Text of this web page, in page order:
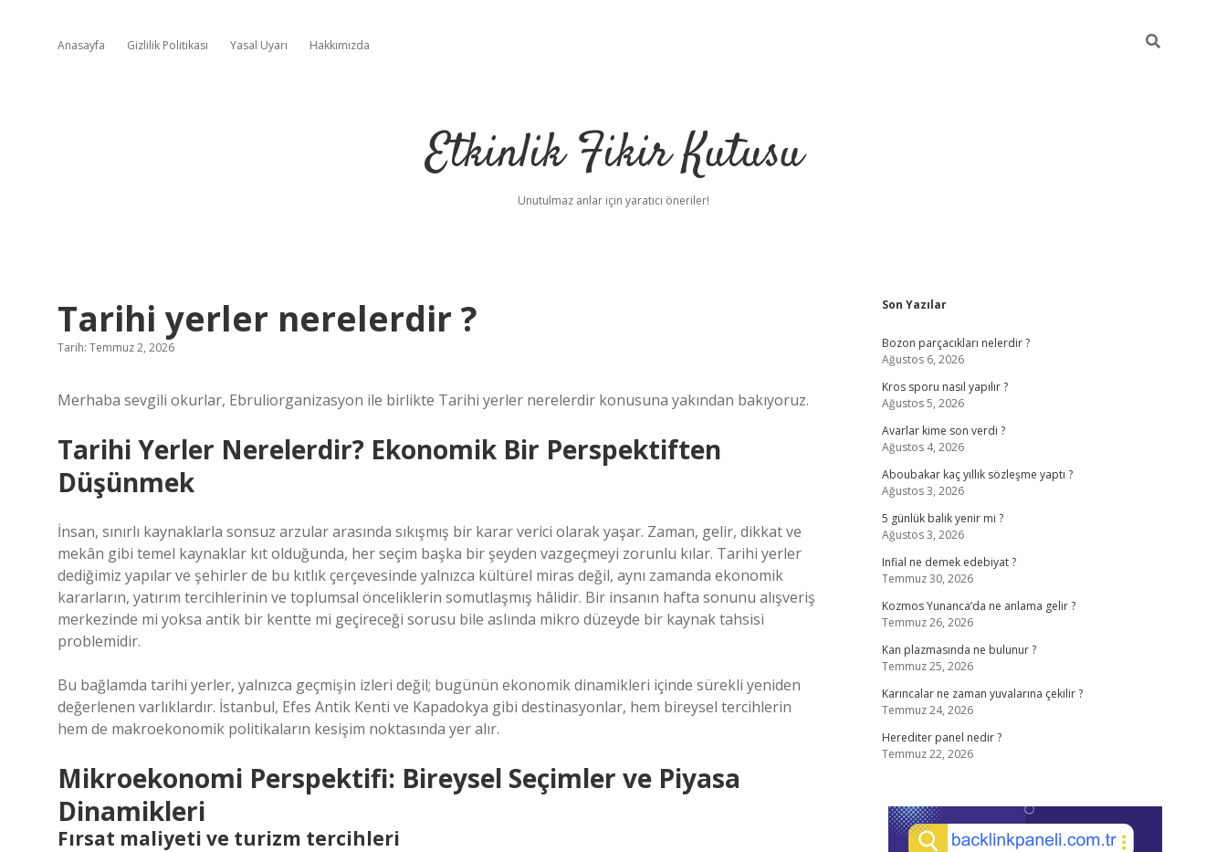
Anasayfa Gizlilik Politikası Yasal Uyarı Hakkımızda
Etkinlik Fikir Kutusu
Unutulmaz anlar için yaratıcı öneriler!
Tarihi yerler nerelerdir ?
Tarih: Temmuz 2, 2026
Merhaba sevgili okurlar, Ebruliorganizasyon ile birlikte Tarihi yerler nerelerdir konusuna yakından bakıyoruz.
Tarihi Yerler Nerelerdir? Ekonomik Bir Perspektiften
Düşünmek
İnsan, sınırlı kaynaklarla sonsuz arzular arasında sıkışmış bir karar verici olarak yaşar. Zaman, gelir, dikkat ve
mekân gibi temel kaynaklar kıt olduğunda, her seçim başka bir şeyden vazgeçmeyi zorunlu kılar. Tarihi yerler
dediğimiz yapılar ve şehirler de bu kıtlık çerçevesinde yalnızca kültürel miras değil, aynı zamanda ekonomik
kararların, yatırım tercihlerinin ve toplumsal önceliklerin somutlaşmış hâlidir. Bir insanın hafta sonunu alışveriş
merkezinde mi yoksa antik bir kentte mi geçireceği sorusu bile aslında mikro düzeyde bir kaynak tahsisi
problemidir.
Bu bağlamda tarihi yerler, yalnızca geçmişin izleri değil; bugünün ekonomik dinamikleri içinde sürekli yeniden
değerlenen varlıklardır. İstanbul, Efes Antik Kenti ve Kapadokya gibi destinasyonlar, hem bireysel tercihlerin
hem de makroekonomik politikaların kesişim noktasında yer alır.
Mikroekonomi Perspektifi: Bireysel Seçimler ve Piyasa
Dinamikleri
Fırsat maliyeti ve turizm tercihleri
Sidebar
Son Yazılar
Bozon parçacıkları nelerdir ?
Ağustos 6, 2026
Kros sporu nasıl yapılır ?
Ağustos 5, 2026
Avarlar kime son verdi ?
Ağustos 4, 2026
Aboubakar kaç yıllık sözleşme yaptı ?
Ağustos 3, 2026
5 günlük balık yenir mi ?
Ağustos 3, 2026
Infial ne demek edebiyat ?
Temmuz 30, 2026
Kozmos Yunanca’da ne anlama gelir ?
Temmuz 26, 2026
Kan plazmasında ne bulunur ?
Temmuz 25, 2026
Karıncalar ne zaman yuvalarına çekilir ?
Temmuz 24, 2026
Herediter panel nedir ?
Temmuz 22, 2026